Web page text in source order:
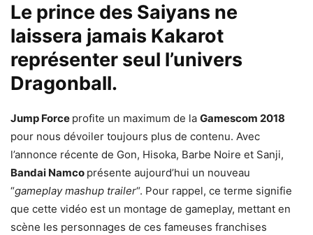
Le prince des Saiyans ne
laissera jamais Kakarot
représenter seul l’univers
Dragonball.
Jump Force profite un maximum de la Gamescom 2018
pour nous dévoiler toujours plus de contenu. Avec
l’annonce récente de Gon, Hisoka, Barbe Noire et Sanji,
Bandai Namco présente aujourd’hui un nouveau
“gameplay mashup trailer“. Pour rappel, ce terme signifie
que cette vidéo est un montage de gameplay, mettant en
scène les personnages de ces fameuses franchises